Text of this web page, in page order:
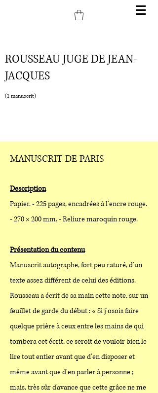
ROUSSEAU JUGE DE JEAN-
JACQUES
(1 manuscrit)
MANUSCRIT DE PARIS
Description
Papier. - 225 pages, encadrées à l'encre rouge.
- 270 × 200 mm. - Reliure maroquin rouge.
Présentation du contenu
Manuscrit autographe, fort peu raturé, d'un
texte assez différent de celui des éditions.
Rousseau a écrit de sa main cette note, sur un
feuillet de garde du début : « Si j'osois faire
quelque prière à ceux entre les mains de qui
tombera cet écrit, ce seroit de vouloir bien le
lire tout entier avant que d'en disposer et
même avant que d'en parler à personne ;
mais, très sûr d'avance que cette grâce ne me